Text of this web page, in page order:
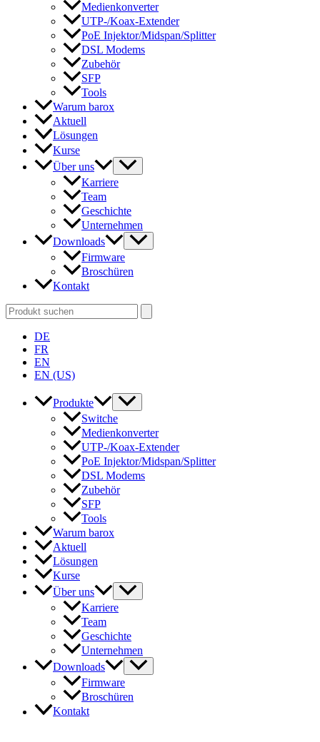
Medienkonverter
UTP-/Koax-Extender
PoE Injektor/Midspan/Splitter
DSL Modems
Zubehör
SFP
Tools
Warum barox
Aktuell
Lösungen
Kurse
Über uns
Karriere
Team
Geschichte
Unternehmen
Downloads
Firmware
Broschüren
Kontakt
Search
for:
DE
FR
EN
EN (US)
Produkte
Switche
Medienkonverter
UTP-/Koax-Extender
PoE Injektor/Midspan/Splitter
DSL Modems
Zubehör
SFP
Tools
Warum barox
Aktuell
Lösungen
Kurse
Über uns
Karriere
Team
Geschichte
Unternehmen
Downloads
Firmware
Broschüren
Kontakt